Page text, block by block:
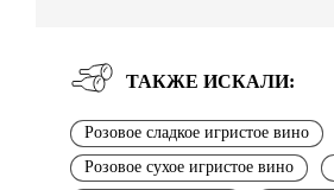
ТАКЖЕ ИСКАЛИ:
Розовое сладкое игристое вино
Розовое сухое игристое вино